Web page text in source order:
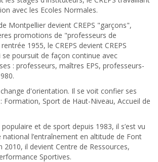
avec les Ecoles Normales.
Montpellier devient CREPS "garçons",
promotions de "professeurs de
1955, le CREPS devient CREPS
poursuit de façon continue avec
: professeurs, maîtres EPS, professeurs-
change d'orientation. Il se voit confier ses
Formation, Sport de Haut-Niveau, Accueil de
populaire et de sport depuis 1983, il s’est vu
national l’entraînement en altitude de Font
2010, il devient Centre de Ressources,
Sportives.